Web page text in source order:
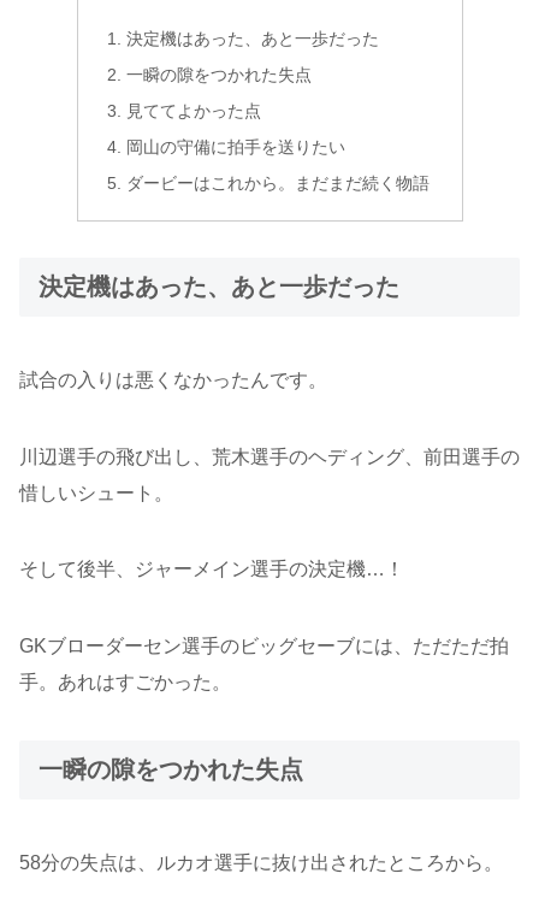
決定機はあった、あと一歩だった
一瞬の隙をつかれた失点
見ててよかった点
岡山の守備に拍手を送りたい
ダービーはこれから。まだまだ続く物語
決定機はあった、あと一歩だった
試合の入りは悪くなかったんです。
川辺選手の飛び出し、荒木選手のヘディング、前田選手の
惜しいシュート。
そして後半、ジャーメイン選手の決定機…！
GKブローダーセン選手のビッグセーブには、ただただ拍
手。あれはすごかった。
一瞬の隙をつかれた失点
58分の失点は、ルカオ選手に抜け出されたところから。